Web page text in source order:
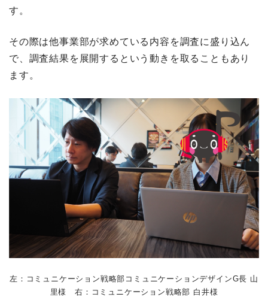
す。
その際は他事業部が求めている内容を調査に盛り込ん
で、調査結果を展開するという動きを取ることもあり
ます。
左：コミュニケーション戦略部コミュニケーションデザインG長 山
里様 右：コミュニケーション戦略部 白井様